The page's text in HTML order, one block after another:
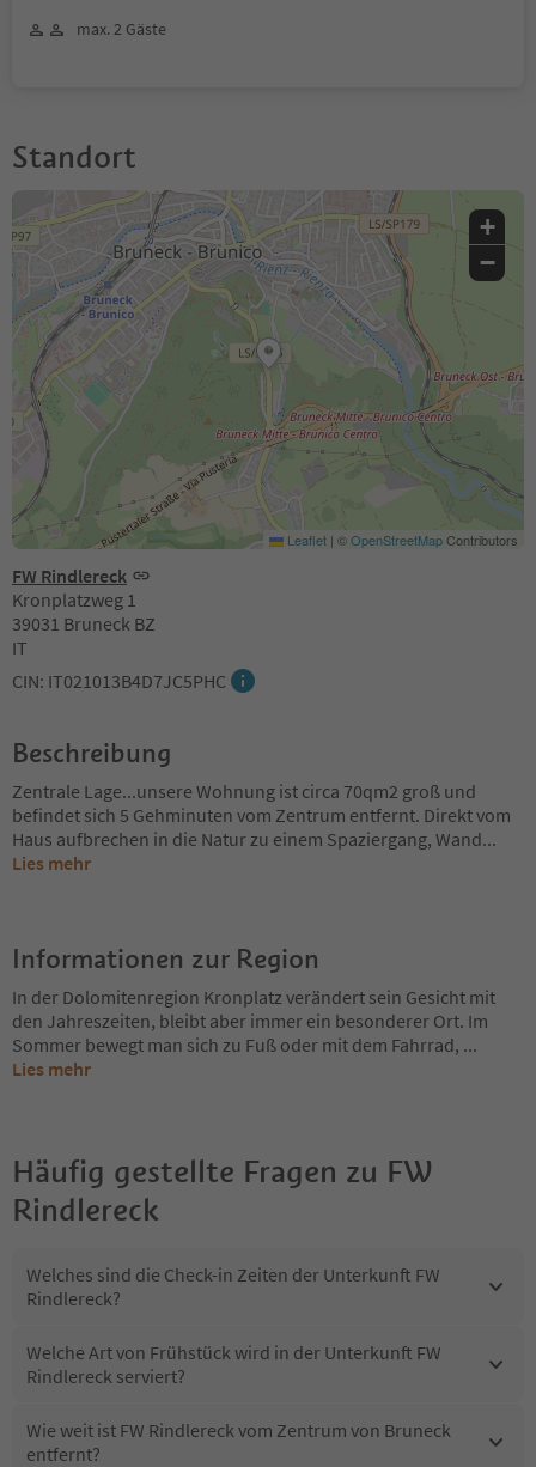
max. 2 Gäste
Standort
FW Rindlereck
Kronplatzweg 1
39031 Bruneck BZ
IT
CIN: IT021013B4D7JC5PHC
+
−
Leaflet | ©OpenStreetMapContributors
Beschreibung
Zentrale Lage...unsere Wohnung ist circa 70qm2 groß und
befindet sich 5 Gehminuten vom Zentrum entfernt. Direkt vom
Haus aufbrechen in die Natur zu einem Spaziergang, Wand...
Lies mehr
Informationen zur Region
In der Dolomitenregion Kronplatz verändert sein Gesicht mit
den Jahreszeiten, bleibt aber immer ein besonderer Ort. Im
Sommer bewegt man sich zu Fuß oder mit dem Fahrrad, ...
Lies mehr
Häufig gestellte Fragen zu FW
Rindlereck
Welches sind die Check-in Zeiten der Unterkunft FW
Rindlereck?
Welche Art von Frühstück wird in der Unterkunft FW
Rindlereck serviert?
Wie weit ist FW Rindlereck vom Zentrum von Bruneck
entfernt?